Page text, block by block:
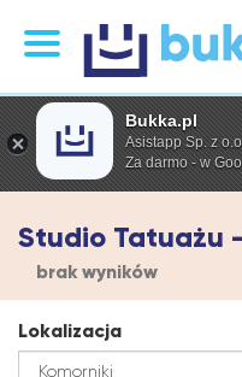
Studio Tatuażu
brak wyników
Lokalizacja
Bukka.pl
Asistapp Sp. z
Za darmo - w